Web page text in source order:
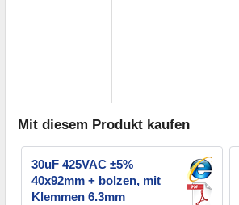
Mit diesem Produkt kaufen
30uF 425VAC ±5%
40x92mm + bolzen, mit
Klemmen 6.3mm